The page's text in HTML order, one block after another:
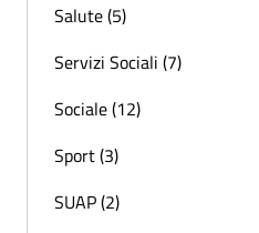
Salute (5)
Servizi Sociali (7)
Sociale (12)
Sport (3)
SUAP (2)